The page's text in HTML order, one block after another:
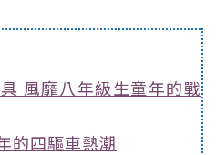
風靡八年級生童年的戰
的四驅車熱潮